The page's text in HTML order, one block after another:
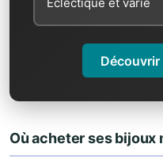
Où acheter ses bijoux